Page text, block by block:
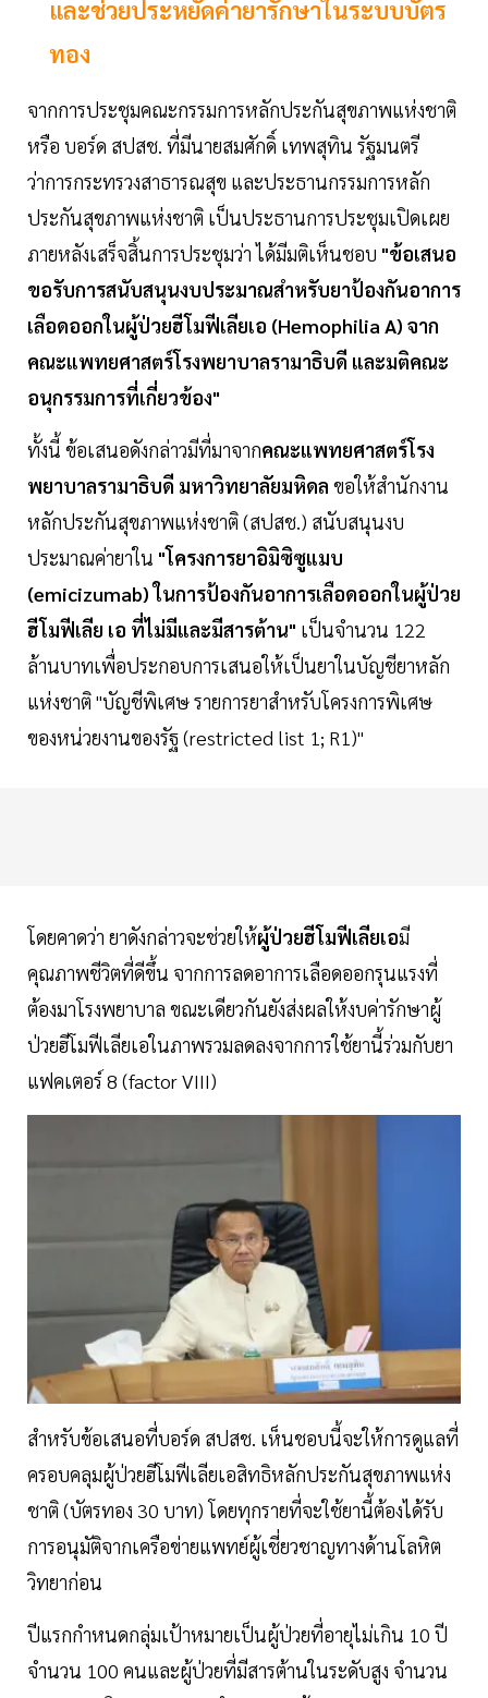
และช่วยประหยัดค่ายารักษาในระบบบัตร
ทอง
จากการประชุมคณะกรรมการหลักประกันสุขภาพแห่งชาติ
หรือ บอร์ด สปสช. ที่มีนายสมศักดิ์ เทพสุทิน รัฐมนตรี
ว่าการกระทรวงสาธารณสุข และประธานกรรมการหลัก
ประกันสุขภาพแห่งชาติ เป็นประธานการประชุมเปิดเผย
ภายหลังเสร็จสิ้นการประชุมว่า ได้มีมติเห็นชอบ "ข้อเสนอ
ขอรับการสนับสนุนงบประมาณสำหรับยาป้องกันอาการ
เลือดออกในผู้ป่วยฮีโมฟีเลียเอ (Hemophilia A) จาก
คณะแพทยศาสตร์โรงพยาบาลรามาธิบดี และมติคณะ
อนุกรรมการที่เกี่ยวข้อง"
ทั้งนี้ ข้อเสนอดังกล่าวมีที่มาจากคณะแพทยศาสตร์โรง
พยาบาลรามาธิบดี มหาวิทยาลัยมหิดล ขอให้สำนักงาน
หลักประกันสุขภาพแห่งชาติ (สปสช.) สนับสนุนงบ
ประมาณค่ายาใน "โครงการยาอิมิซิซูแมบ
(emicizumab) ในการป้องกันอาการเลือดออกในผู้ป่วย
ฮีโมฟีเลีย เอ ที่ไม่มีและมีสารต้าน" เป็นจำนวน 122
ล้านบาทเพื่อประกอบการเสนอให้เป็นยาในบัญชียาหลัก
แห่งชาติ "บัญชีพิเศษ รายการยาสำหรับโครงการพิเศษ
ของหน่วยงานของรัฐ (restricted list 1; R1)"
โดยคาดว่า ยาดังกล่าวจะช่วยให้ผู้ป่วยฮีโมฟีเลียเอมี
คุณภาพชีวิตที่ดีขึ้น จากการลดอาการเลือดออกรุนแรงที่
ต้องมาโรงพยาบาล ขณะเดียวกันยังส่งผลให้งบค่ารักษาผู้
ป่วยฮีโมฟีเลียเอในภาพรวมลดลงจากการใช้ยานี้ร่วมกับยา
แฟคเตอร์ 8 (factor VIII)
สำหรับข้อเสนอที่บอร์ด สปสช. เห็นชอบนี้จะให้การดูแลที่
ครอบคลุมผู้ป่วยฮีโมฟีเลียเอสิทธิหลักประกันสุขภาพแห่ง
ชาติ (บัตรทอง 30 บาท) โดยทุกรายที่จะใช้ยานี้ต้องได้รับ
การอนุมัติจากเครือข่ายแพทย์ผู้เชี่ยวชาญทางด้านโลหิต
วิทยาก่อน
ปีแรกกำหนดกลุ่มเป้าหมายเป็นผู้ป่วยที่อายุไม่เกิน 10 ปี
จำนวน 100 คนและผู้ป่วยที่มีสารต้านในระดับสูง จำนวน